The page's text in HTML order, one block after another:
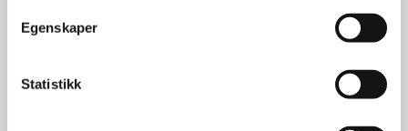
Egenskaper
Statistikk